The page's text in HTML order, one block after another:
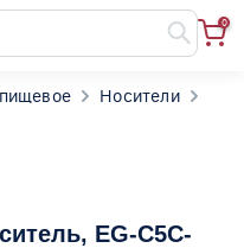
0
Носители
, EG-C5C-